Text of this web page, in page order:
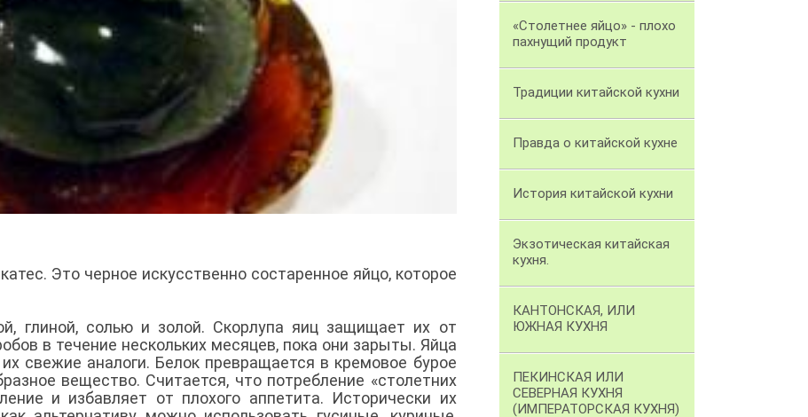
Это черное искусственно состаренное яйцо, которое
глиной, солью и золой. Скорлупа яиц защищает их от
в течение нескольких месяцев, пока они зарыты. Яйца
свежие аналоги. Белок превращается в кремовое бурое
вещество. Считается, что потребление «столетних
и избавляет от плохого аппетита. Исторически их
«Столетнее яйцо» - плохо
пахнущий продукт
Традиции китайской кухни
Правда о китайской кухне
История китайской кухни
Экзотическая китайская
кухня.
КАНТОНСКАЯ, ИЛИ
ЮЖНАЯ КУХНЯ
ПЕКИНСКАЯ ИЛИ
СЕВЕРНАЯ КУХНЯ
(ИМПЕРАТОРСКАЯ КУХНЯ)